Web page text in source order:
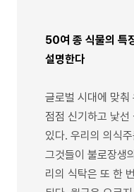
50여 종 식물의 특
설명한다
글로벌 시대에 맞춰
점점 신기하고 낯선
있다. 우리의 의식
그것들이 불로장생
리의 식탁은 또 한